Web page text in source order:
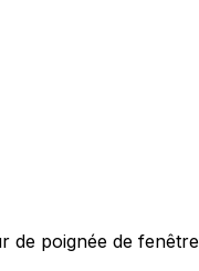
de poignée de